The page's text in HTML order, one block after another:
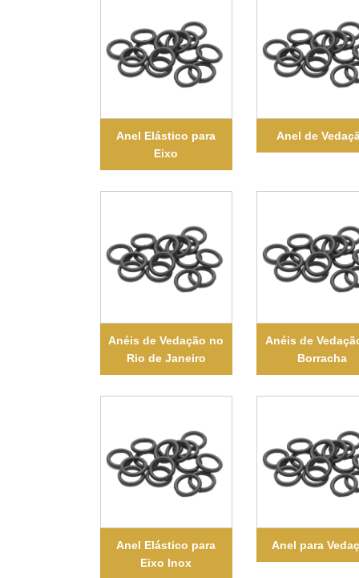
Anel Elástico para
Eixo
Anel de
Anéis de Vedação no
Rio de Janeiro
Anéis de
Borracha
Anel Elástico para
Eixo Inox
Anel para